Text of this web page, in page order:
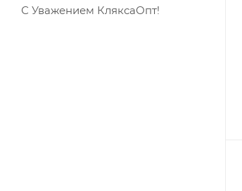
С Уважением КляксаОпт!